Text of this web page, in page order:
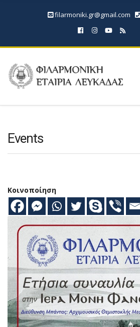
filarmoniki.gr@gmail.com
Events
Κοινοποίηση